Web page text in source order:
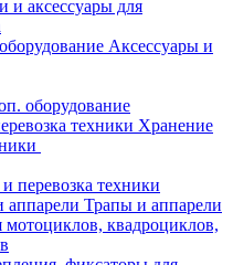
и аксессуары для
Аксессуары и
оборудование
Хранение
перевозка техники
Трапы и аппарели
мотоциклов, квадроциклов,